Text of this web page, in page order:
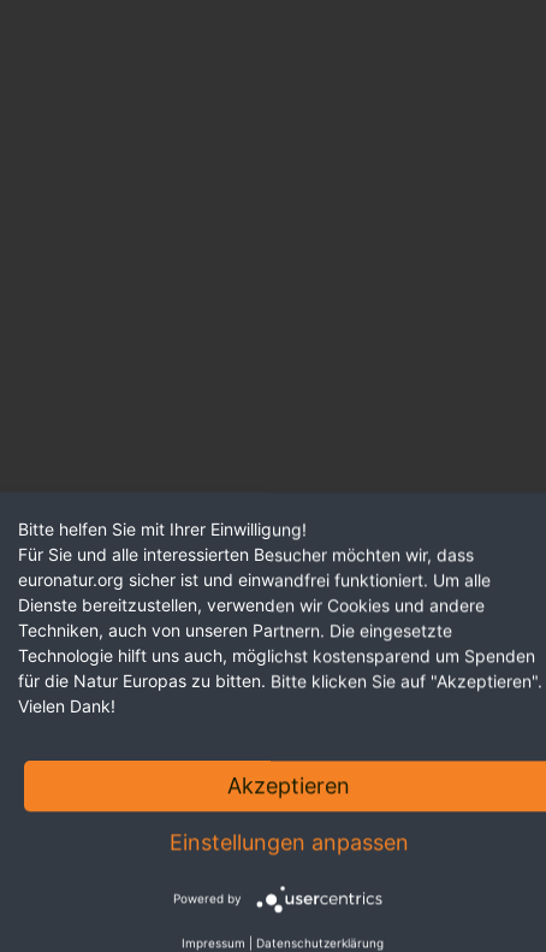
Bitte helfen Sie mit Ihrer Einwilligung!
Für Sie und alle interessierten Besucher möchten wir, dass
euronatur.org sicher ist und einwandfrei funktioniert. Um alle
Dienste bereitzustellen, verwenden wir Cookies und andere
Techniken, auch von unseren Partnern. Die eingesetzte
Technologie hilft uns auch, möglichst kostensparend um Spenden
für die Natur Europas zu bitten. Bitte klicken Sie auf "Akzeptieren".
Vielen Dank!
Akzeptieren
Einstellungen anpassen
Powered by
Impressum Datenschutzerklärung